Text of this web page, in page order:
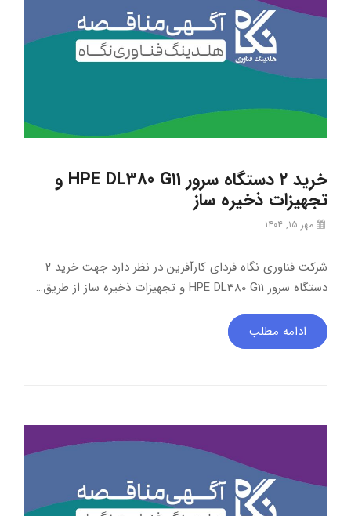
خرید ۲ دستگاه سرور HPE DL380 G11 و
تجهیزات ذخیره ساز
مهر ۱۵, ۱۴۰۴
شرکت فناوری نگاه فردای کارآفرین در نظر دارد جهت خرید ۲
دستگاه سرور HPE DL380 G11 و تجهیزات ذخیره ساز از طریق…
ادامه مطلب